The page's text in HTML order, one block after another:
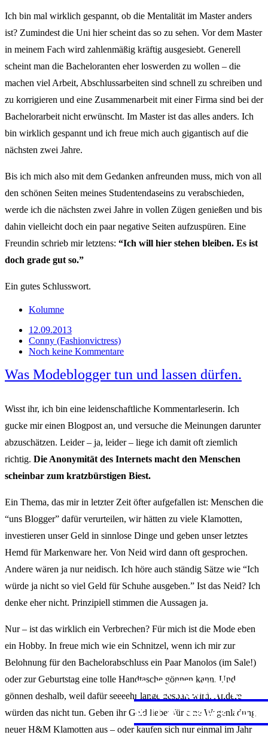
JAPAN
Ich bin mal wirklich gespannt, ob die Mentalität im Master anders
ist? Zumindest die Uni hier scheint das so zu sehen. Vor dem Master
in meinem Fach wird zahlenmäßig kräftig ausgesiebt. Generell
scheint man die Bacheloranten eher loswerden zu wollen – die
machen viel Arbeit, Abschlussarbeiten sind schnell zu schreiben und
zu korrigieren und eine Zusammenarbeit mit einer Firma sind bei der
Bachelorarbeit nicht erwünscht. Im Master ist das alles anders. Ich
bin wirklich gespannt und ich freue mich auch gigantisch auf die
nächsten zwei Jahre.
Bis ich mich also mit dem Gedanken anfreunden muss, mich von all
den schönen Seiten meines Studentendaseins zu verabschieden,
werde ich die nächsten zwei Jahre in vollen Zügen genießen und bis
dahin vielleicht doch ein paar negative Seiten aufzuspüren. Eine
Freundin schrieb mir letztens: “Ich will hier stehen bleiben. Es ist
doch grade gut so.”
Ein gutes Schlusswort.
Kolumne
12.09.2013
Conny (Fashionvictress)
Noch keine Kommentare
Was Modeblogger tun und lassen dürfen.
Wisst ihr, ich bin eine leidenschaftliche Kommentarleserin. Ich
gucke mir einen Blogpost an, und versuche die Meinungen darunter
abzuschätzen. Leider – ja, leider – liege ich damit oft ziemlich
richtig. Die Anonymität des Internets macht den Menschen
scheinbar zum kratzbürstigen Biest.
Ein Thema, das mir in letzter Zeit öfter aufgefallen ist: Menschen die
“uns Blogger” dafür verurteilen, wir hätten zu viele Klamotten,
investieren unser Geld in sinnlose Dinge und geben unser letztes
Hemd für Markenware her. Von Neid wird dann oft gesprochen.
Andere wären ja nur neidisch. Ich höre auch ständig Sätze wie “Ich
würde ja nicht so viel Geld für Schuhe ausgeben.” Ist das Neid? Ich
denke eher nicht. Prinzipiell stimmen die Aussagen ja.
Nur – ist das wirklich ein Verbrechen? Für mich ist die Mode eben
ein Hobby. In freue mich wie ein Schnitzel, wenn ich mir zur
Belohnung für den Bachelorabschluss ein Paar Manolos (im Sale!)
oder zur Geburtstag eine tolle Handtasche gönnen kann. Und
gönnen deshalb, weil dafür seeeehr lange gespart wird. Andere
würden das nicht tun. Geben ihr Geld lieber für eine Wagenladung
neuer H&M Klamotten aus – oder kaufen sich nur einmal im Jahr